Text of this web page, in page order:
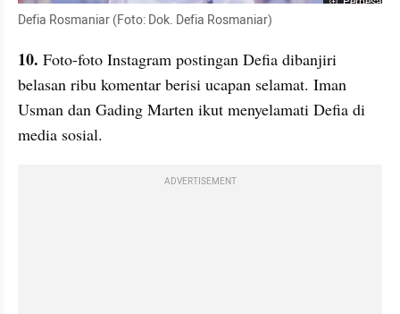
Defia Rosmaniar (Foto: Dok. Defia Rosmaniar)
10. Foto-foto Instagram postingan Defia dibanjiri
belasan ribu komentar berisi ucapan selamat. Iman
Usman dan Gading Marten ikut menyelamati Defia di
media sosial.
ADVERTISEMENT